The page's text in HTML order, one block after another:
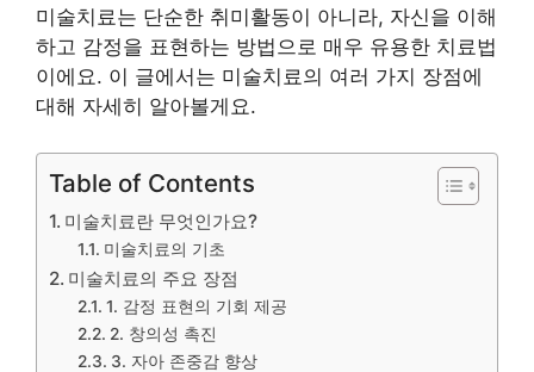
미술치료는 단순한 취미활동이 아니라, 자신을 이해
하고 감정을 표현하는 방법으로 매우 유용한 치료법
이에요. 이 글에서는 미술치료의 여러 가지 장점에
대해 자세히 알아볼게요.
Table of Contents
미술치료란 무엇인가요?
미술치료의 기초
미술치료의 주요 장점
1. 감정 표현의 기회 제공
2. 창의성 촉진
3. 자아 존중감 향상